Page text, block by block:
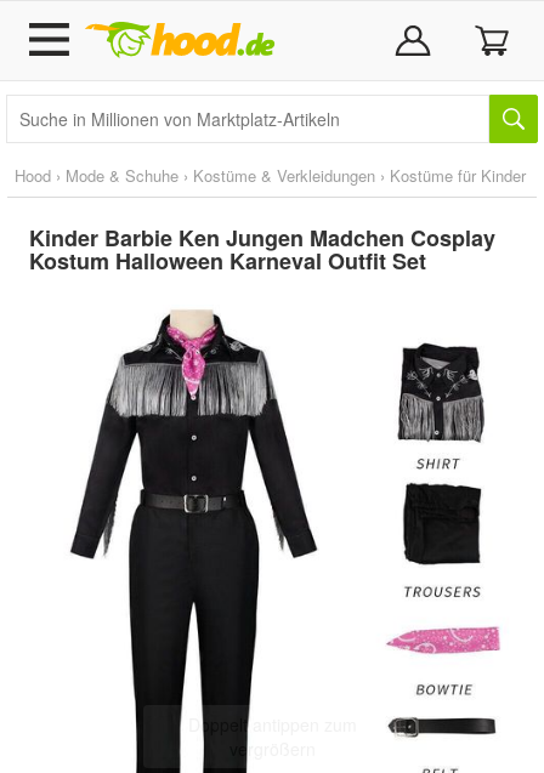
Hood › Mode & Schuhe › Kostüme & Verkleidungen › Kostüme für Kinder
Kinder Barbie Ken Jungen Madchen Cosplay
Kostum Halloween Karneval Outfit Set
Doppelt antippen zum
vergrößern